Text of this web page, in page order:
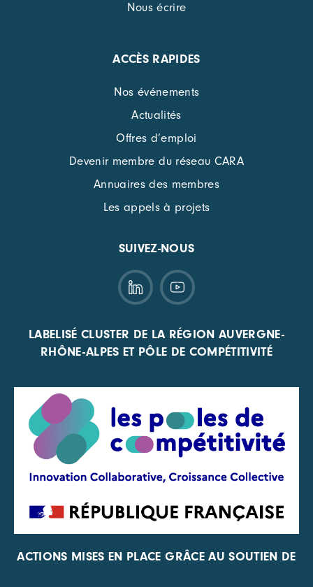
Nous écrire
ACCÈS RAPIDES
Nos événements
Actualités
Offres d’emploi
Devenir membre du réseau CARA
Annuaires des membres
Les appels à projets
SUIVEZ-NOUS
LABELISÉ CLUSTER DE LA RÉGION AUVERGNE-
RHÔNE-ALPES ET PÔLE DE COMPÉTITIVITÉ
ACTIONS MISES EN PLACE GRÂCE AU SOUTIEN DE